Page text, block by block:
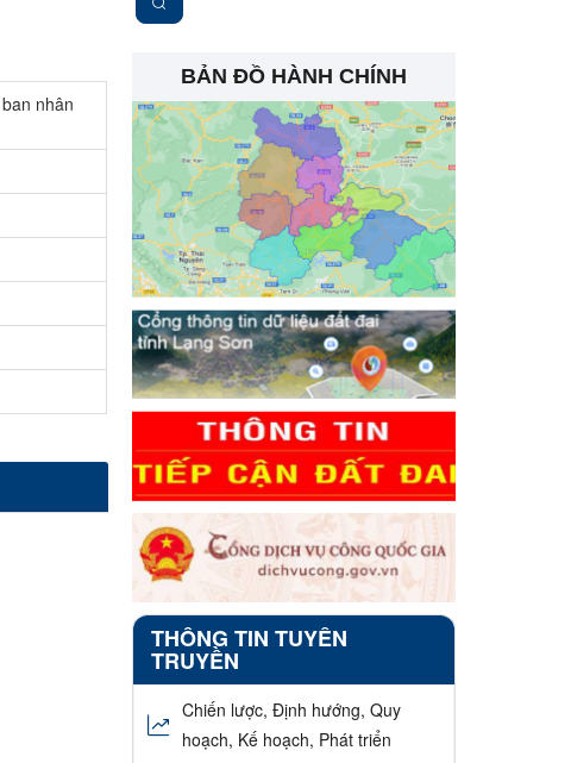
nhân
BẢN ĐỒ HÀNH CHÍNH
THÔNG TIN TUYÊN
TRUYỀN
Chiến lược, Định hướng, Quy
hoạch, Kế hoạch, Phát triển